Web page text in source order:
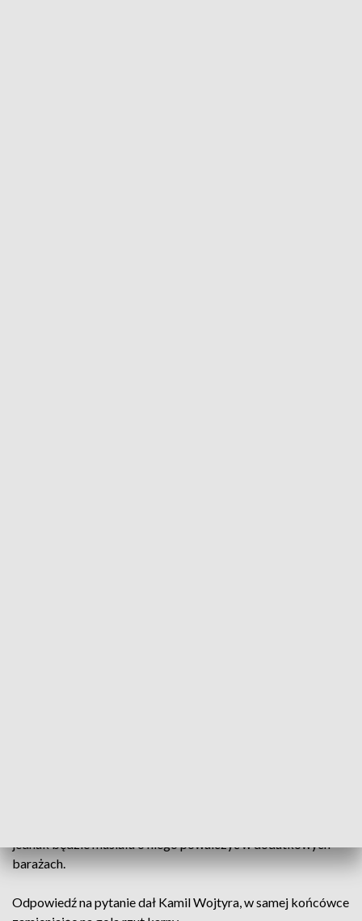
jednak będzie musiała o niego powalczyć w dodatkowych
barażach.
Odpowiedź na pytanie dał Kamil Wojtyra, w samej końcówce